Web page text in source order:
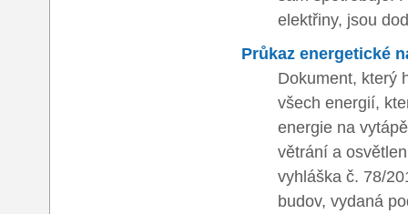
elektřiny, jsou
Průkaz energetické
Dokument, který
všech energií,
energie na
větrání a
vyhláška č. 78/
budov, vydaná